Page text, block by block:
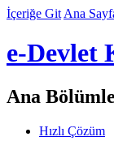
İçeriğe Git Ana
e-Devlet
Ana
Hızlı Çözüm